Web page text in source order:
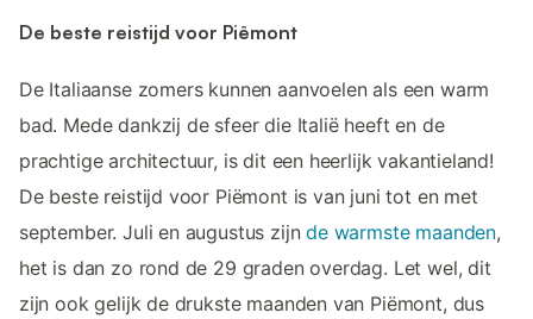
De beste reistijd voor Piëmont
De Italiaanse zomers kunnen aanvoelen als een warm
bad. Mede dankzij de sfeer die Italië heeft en de
prachtige architectuur, is dit een heerlijk vakantieland!
De beste reistijd voor Piëmont is van juni tot en met
september. Juli en augustus zijnde warmste maanden,
het is dan zo rond de 29 graden overdag. Let wel, dit
zijn ook gelijk de drukste maanden van Piëmont, dus